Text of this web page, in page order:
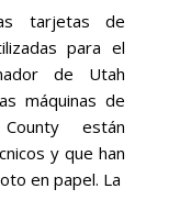
tarjetas de
para el
de Utah
máquinas de
están
y que han
en papel. La